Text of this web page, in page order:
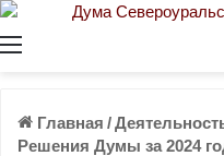
Главная /
Решения Думы за 2024